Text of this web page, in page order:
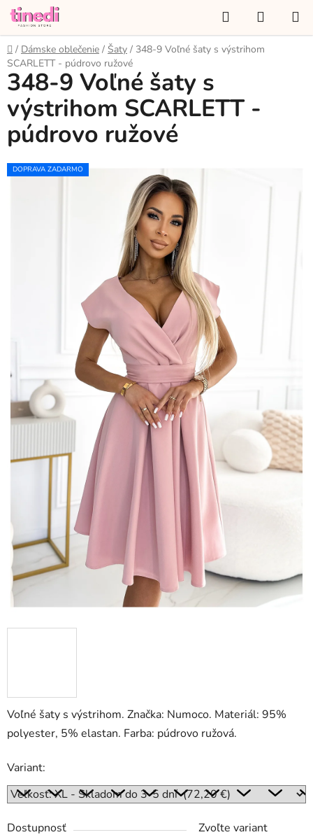
Prejsť
obsah
Hľadať
KOŠÍK
Domov
/ Dámske oblečenie / Šaty / 348-9 Voľné šaty s výstrihom
SCARLETT - púdrovo ružové
Voľné šaty s výstrihom. Značka: Numoco. Materiál: 95%
polyester, 5% elastan. Farba: púdrovo ružová.
Variant:
Dostupnosť
Zvoľte variant
348-9 Voľné šaty s
výstrihom SCARLETT -
púdrovo ružové
DOPRAVA ZADARMO